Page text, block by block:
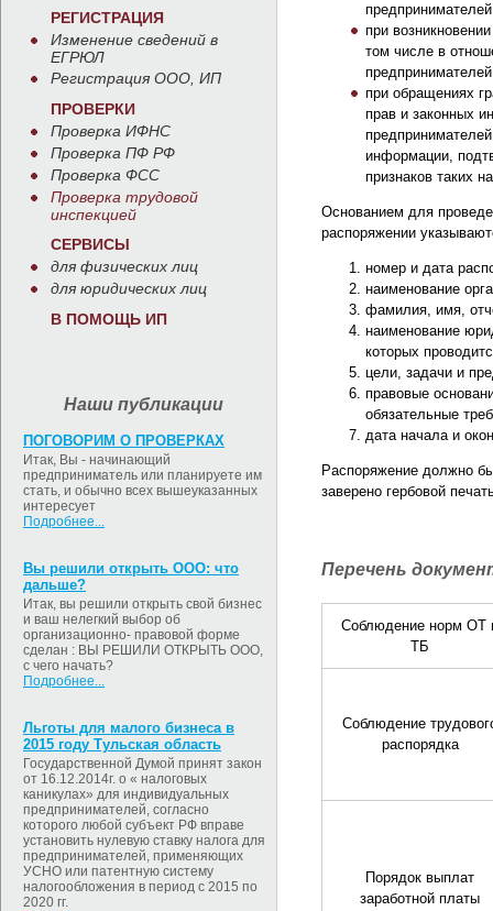
РЕГИСТРАЦИЯ
Изменение сведений в
ЕГРЮЛ
Регистрация ООО, ИП
ПРОВЕРКИ
Проверка ИФНС
Проверка ПФ РФ
Проверка ФСС
Проверка трудовой
инспекцией
СЕРВИСЫ
для физических лиц
для юридических лиц
В ПОМОЩЬ ИП
Наши публикации
ПОГОВОРИМ О ПРОВЕРКАХ
Итак, Вы - начинающий
предприниматель или планируете им
стать, и обычно всех вышеуказанных
интересует
Подробнее...
Вы решили открыть ООО: что
дальше?
Итак, вы решили открыть свой бизнес
и ваш нелегкий выбор об
организационно- правовой форме
сделан : ВЫ РЕШИЛИ ОТКРЫТЬ ООО,
с чего начать?
Подробнее...
Льготы для малого бизнеса в
2015 году Тульская область
Государственной Думой принят закон
от 16.12.2014г. о « налоговых
каникулах» для индивидуальных
предпринимателей, согласно
которого любой субъект РФ вправе
установить нулевую ставку налога для
предпринимателей, применяющих
УСНО или патентную систему
налогообложения в период с 2015 по
2020 гг.
при
том числе в
при обращениях
прав и законных
информации,
признаков таких
Основанием для
распоряжении
номер и дата
наименование
фамилия, имя,
наименование
которых
цели, задачи и
правовые
обязательные
дата начала и
Распоряжение должно
заверено гербовой
Перечень
Соблюдение норм ОТ
ТБ
Соблюдение
распорядка
Порядок выплат
заработной платы